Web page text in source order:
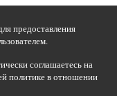
предоставления
соглашаетесь на
политике в отношении